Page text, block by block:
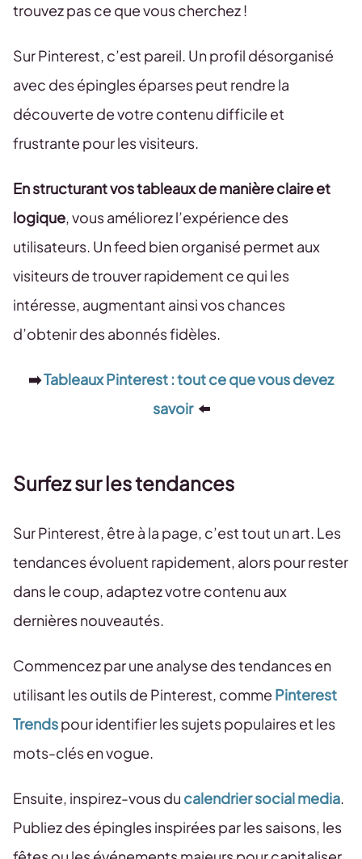
trouvez pas ce que vous cherchez !
Sur Pinterest, c’est pareil. Un profil désorganisé
avec des épingles éparses peut rendre la
découverte de votre contenu difficile et
frustrante pour les visiteurs.
En structurant vos tableaux de manière claire et
logique, vous améliorez l’expérience des
utilisateurs. Un feed bien organisé permet aux
visiteurs de trouver rapidement ce qui les
intéresse, augmentant ainsi vos chances
d’obtenir des abonnés fidèles.
➡️Tableaux Pinterest : tout ce que vous devez
savoir⬅️
Surfez sur les tendances
Sur Pinterest, être à la page, c’est tout un art. Les
tendances évoluent rapidement, alors pour rester
dans le coup, adaptez votre contenu aux
dernières nouveautés.
Commencez par une analyse des tendances en
utilisant les outils de Pinterest, comme Pinterest
Trendspour identifier les sujets populaires et les
mots-clés en vogue.
Ensuite, inspirez-vous du calendrier social media.
Publiez des épingles inspirées par les saisons, les